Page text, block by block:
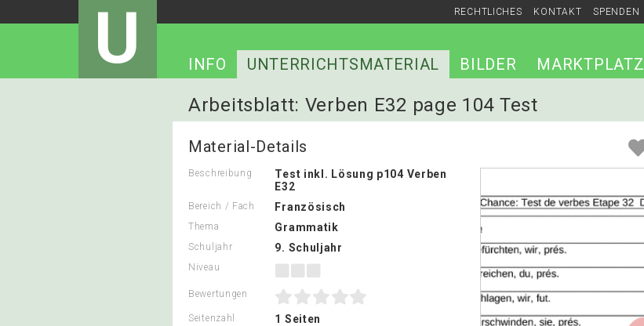
RECHTLICHES KONTAKT SPENDEN
U INFO UNTERRICHTSMATERIAL BILDER MARKTPLATZ
Arbeitsblatt: Verben E32 page 104 Test
Material-Details
Beschreibung
Test inkl. Lösung p104 Verben
E32
Bereich / Fach Französisch
Thema Grammatik
Schuljahr 9. Schuljahr
Niveau
Bewertungen
Seitenzahl 1 Seiten